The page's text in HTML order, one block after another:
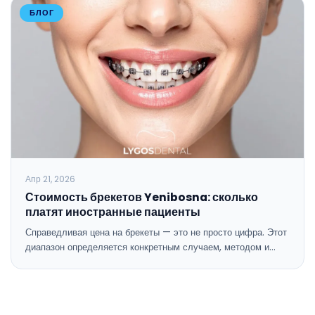
БЛОГ
Апр 21, 2026
Стоимость брекетов Yenibosna: сколько
платят иностранные пациенты
Справедливая цена на брекеты — это не просто цифра. Этот
диапазон определяется конкретным случаем, методом и…